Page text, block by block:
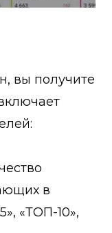
вы получите
в
«ТОП-10»,